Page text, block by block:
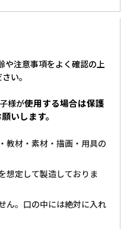
注意事項をよく確認の上
い。
様が使用する場合は保護
いします。
教材・素材・描画・用具の
想定して製造しておりま
ん。口の中には絶対に入れ